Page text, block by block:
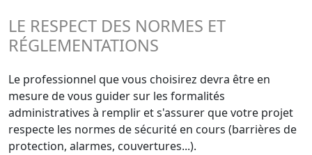
LE RESPECT DES NORMES ET
RÉGLEMENTATIONS
Le professionnel que vous choisirez devra être en
mesure de vous guider sur les formalités
administratives à remplir et s'assurer que votre projet
respecte les normes de sécurité en cours (barrières de
protection, alarmes, couvertures...).